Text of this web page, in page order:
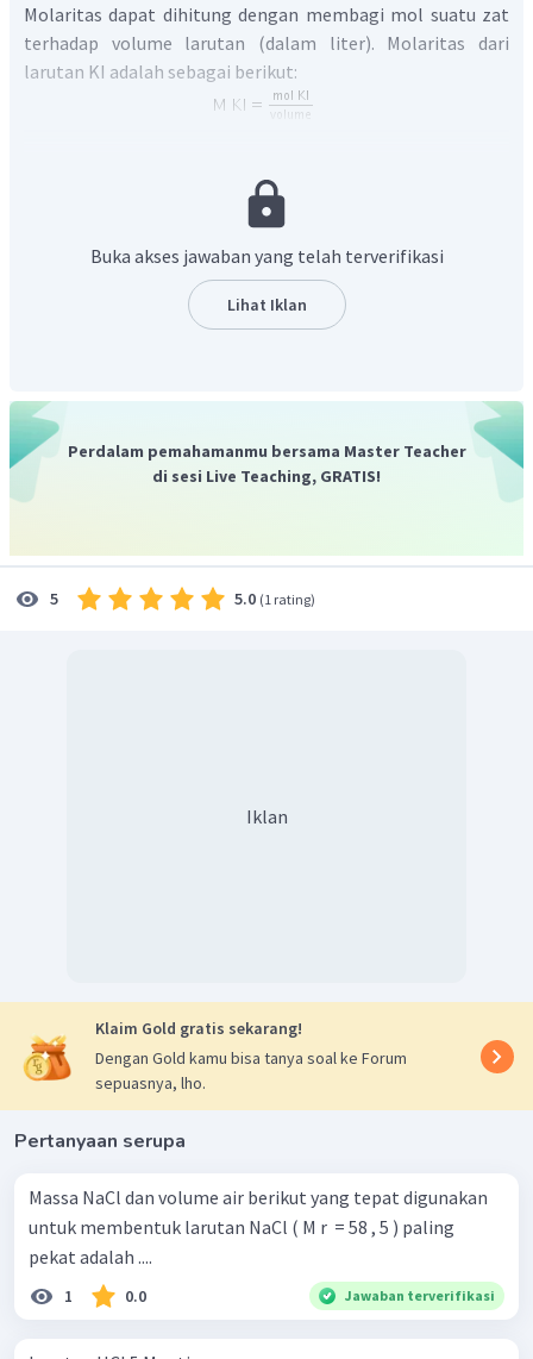
Molaritas dapat dihitung dengan membagi mol suatu zat
terhadap volume larutan (dalam liter). Molaritas dari
larutan KI adalah sebagai berikut:
Jadi, molaritas larutan tersebut adalah 0,05 M.
Jadi, jawaban yang benar adalah A.
Buka akses jawaban yang telah terverifikasi
Lihat Iklan
Perdalam pemahamanmu bersama Master Teacher
di sesi Live Teaching, GRATIS!
5 5.0 (1 rating)
Iklan
Klaim Gold gratis sekarang!
Dengan Gold kamu bisa tanya soal ke Forum
sepuasnya, lho.
Pertanyaan serupa
Massa NaCl dan volume air berikut yang tepat digunakan
untuk membentuk larutan NaCl ( M r ​ = 58 , 5 ) paling
pekat adalah ....
1 0.0 Jawaban terverifikasi